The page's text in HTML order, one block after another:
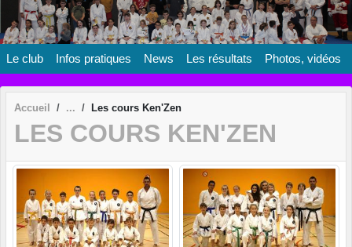
Le club Infos pratiques News Les résultats Photos, vidéos
Accueil Les cours Ken'Zen
LES COURS KEN'ZEN